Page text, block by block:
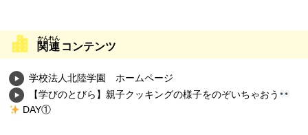
関連 コンテンツ
学校法人北陸学園 ホームページ
【学びのとびら】親子クッキングの様子をのぞいちゃおう
DAY①